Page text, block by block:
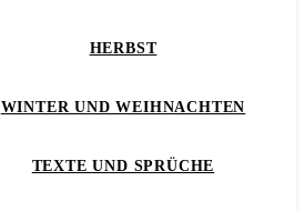
HERBST
WINTER UND WEIHNACHTEN
TEXTE UND SPRÜCHE